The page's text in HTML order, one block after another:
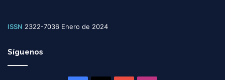
ISSN 2322-7036 Enero de 2024
Síguenos